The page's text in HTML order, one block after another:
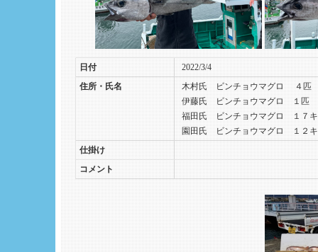
日付
2022/3/4
住所・氏名
木村氏 ビンチョウマグロ ４匹
伊藤氏 ビンチョウマグロ １匹
福田氏 ビンチョウマグロ １７
園田氏 ビンチョウマグロ １２
仕掛け
コメント